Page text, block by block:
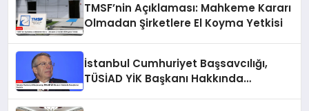
TMSF’nin Açıklaması: Mahkeme Kararı
Olmadan Şirketlere El Koyma Yetkisi
İstanbul Cumhuriyet Başsavcılığı,
TÜSİAD YİK Başkanı Hakkında